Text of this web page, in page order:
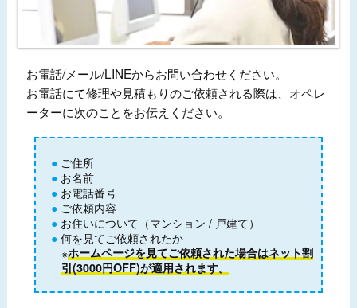
お電話/メール/LINEからお問い合わせください。
お電話にて修理や見積もりのご依頼される際は、オペレ
ーターに次のことをお伝えください。
ご住所
お名前
お電話番号
ご依頼内容
お住いについて（マンション / 戸建て）
何を見てご依頼されたか
※ホームページを見てご依頼された場合はネット割
引(3000円OFF)が適用されます。